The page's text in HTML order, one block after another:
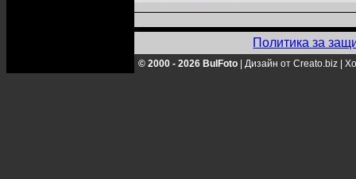
Политика за
© 2000 - 2026 BulFoto Дизайн от Creato.biz